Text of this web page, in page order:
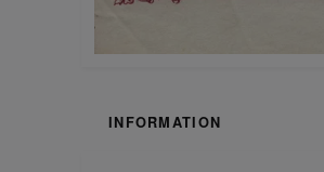
INFORMATION